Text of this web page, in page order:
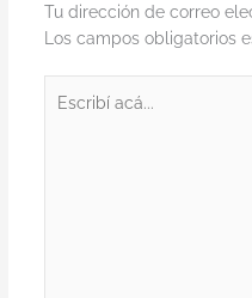
Tu dirección de correo
Los campos obligatorios
acá...